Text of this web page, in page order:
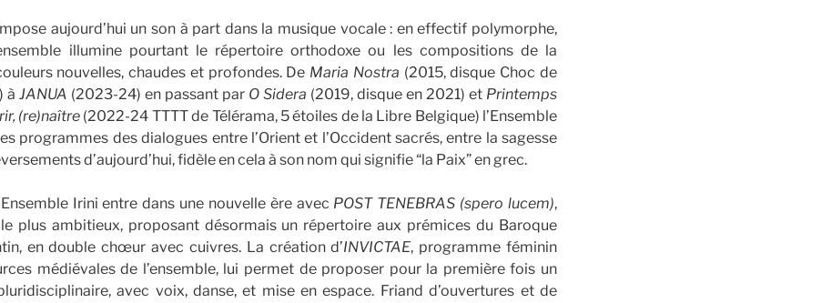
aujourd’hui un son à part dans la musique vocale : en effectif polymorphe,
illumine pourtant le répertoire orthodoxe ou les compositions de la
nouvelles, chaudes et profondes. De Maria Nostra (2015, disque Choc de
à JANUA (2023-24) en passant par O Sidera (2019, disque en 2021) et Printemps
(re)naître (2022-24 TTTT de Télérama, 5 étoiles de la Libre Belgique) l’Ensemble
programmes des dialogues entre l’Orient et l’Occident sacrés, entre la sagesse
d’aujourd’hui, fidèle en cela à son nom qui signifie “la Paix” en grec.
Irini entre dans une nouvelle ère avec POST TENEBRAS (spero lucem),
plus ambitieux, proposant désormais un répertoire aux prémices du Baroque
en double chœur avec cuivres. La création d’INVICTAE, programme féminin
médiévales de l’ensemble, lui permet de proposer pour la première fois un
avec voix, danse, et mise en espace. Friand d’ouvertures et de